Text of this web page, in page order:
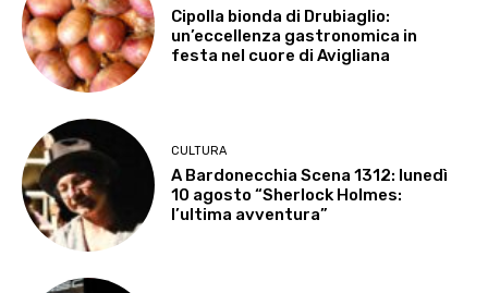
Cipolla bionda di Drubiaglio:
un’eccellenza gastronomica in
festa nel cuore di Avigliana
CULTURA
A Bardonecchia Scena 1312: lunedì
10 agosto “Sherlock Holmes:
l’ultima avventura”